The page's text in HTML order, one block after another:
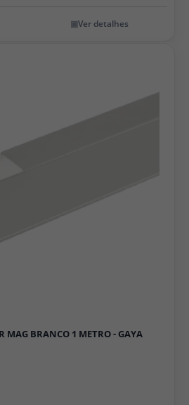
Ver detalhes
MAG BRANCO 1 METRO - GAYA